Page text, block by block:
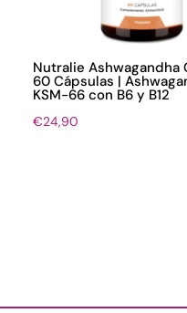
Nutralie Ashwagandha
60 Cápsulas |
KSM-66 con B6 y B12
€24,90